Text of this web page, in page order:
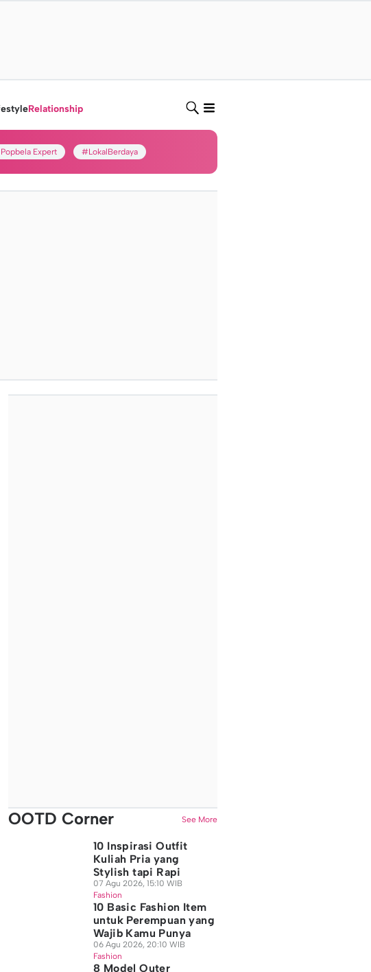
Relationship
Popbela Expert #LokalBerdaya
OOTD Corner See More
10 Inspirasi Outfit
Kuliah Pria yang
Stylish tapi Rapi
07 Agu 2026, 15:10 WIB
Fashion
10 Basic Fashion Item
untuk Perempuan yang
Wajib Kamu Punya
06 Agu 2026, 20:10 WIB
Fashion
8 Model Outer